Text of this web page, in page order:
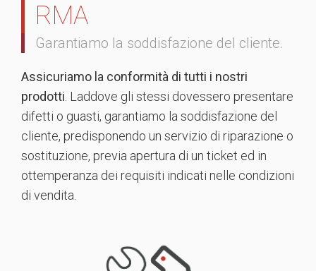
RMA
Garantiamo la soddisfazione del cliente.
Assicuriamo la conformità di tutti i nostri
prodotti. Laddove gli stessi dovessero presentare
difetti o guasti, garantiamo la soddisfazione del
cliente, predisponendo un servizio di riparazione o
sostituzione, previa apertura di un ticket ed in
ottemperanza dei requisiti indicati nelle condizioni
di vendita.